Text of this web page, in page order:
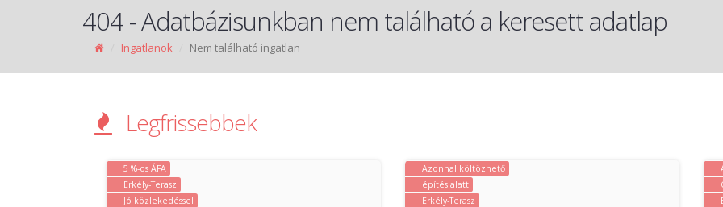
404 - Adatbázisunkban nem található a keresett adatlap
Ingatlanok Nem található ingatlan
Legfrissebbek
5 %-os ÁFA
Erkély-Terasz
Jó közlekedéssel
Azonnal költözhető
építés alatt
Erkély-Terasz